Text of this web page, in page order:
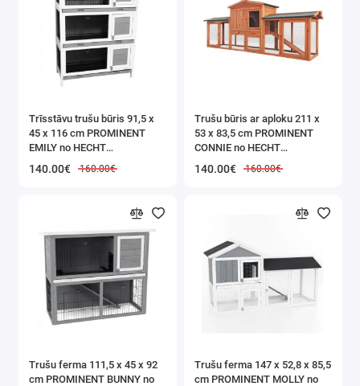
Dārza šļūtenes un smidzinātāji
Ēnojošie (masķēšanās) tīkli / pārsegumi
balkoniem / žogiem / terasēm
Transporta rati un aksesuāri
Dārza rokas instruments
Trīsstāvu trušu būris 91,5 x
45 x 116 cm PROMINENT
EMILY no HECHT
140.00€ 160.00€
Trušu būris ar aploku 211 x
53 x 83,5 cm PROMINENT
CONNIE no HECHT
140.00€ 160.00€
Trušu ferma 111,5 x 45 x 92
cm PROMINENT BUNNY no
Trušu ferma 147 x 52,8 x 85,5
cm PROMINENT MOLLY no